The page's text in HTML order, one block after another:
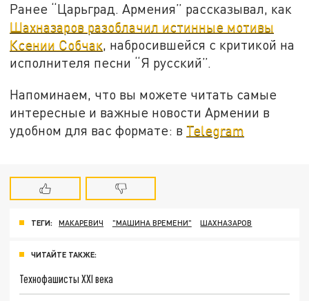
Ранее “Царьград. Армения” рассказывал, как
Шахназаров разоблачил истинные мотивы
Ксении Собчак, набросившейся с критикой на
исполнителя песни “Я русский”.
Напоминаем, что вы можете читать самые
интересные и важные новости Армении в
удобном для вас формате: в Telegram
ТЕГИ: МАКАРЕВИЧ "МАШИНА ВРЕМЕНИ" ШАХНАЗАРОВ
ЧИТАЙТЕ ТАКЖЕ:
Технофашисты XXI века